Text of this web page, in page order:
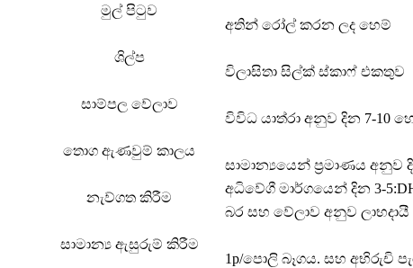
මුල් පිටුව
අතින් රෝල් කරන ලද හෙම්
ශිල්ප
විලාසිතා සිල්ක් ස්කාෆ් එකතුව
සාම්පල වේලාව
විවිධ යාත්රා අනුව දින 7-10
තොග ඇණවුම් කාලය
සාමාන්‍යයෙන් ප්‍රමාණය
නැව්ගත කිරීම
අධිවේගී මාර්ගයෙන් දින 3-
බර සහ වේලාව අනුව
සාමාන්‍ය ඇසුරුම් කිරීම
1p/පොලි බෑගය. සහ අභිරුචි